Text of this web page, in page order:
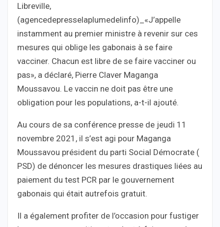
Libreville,
(agencedepresselaplumedelinfo)_«J’appelle
instamment au premier ministre à revenir sur ces
mesures qui oblige les gabonais à se faire
vacciner. Chacun est libre de se faire vacciner ou
pas», a déclaré, Pierre Claver Maganga
Moussavou. Le vaccin ne doit pas être une
obligation pour les populations, a-t-il ajouté.
Au cours de sa conférence presse de jeudi 11
novembre 2021, il s’est agi pour Maganga
Moussavou président du parti Social Démocrate (
PSD) de dénoncer les mesures drastiques liées au
paiement du test PCR par le gouvernement
gabonais qui était autrefois gratuit.
Il a également profiter de l’occasion pour fustiger